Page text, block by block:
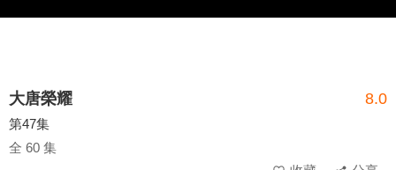
大唐榮耀 8.0
第47集
全 60 集